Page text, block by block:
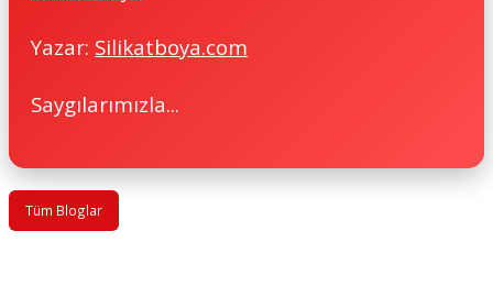
Yazar: Silikatboya.com
Saygılarımızla...
Tüm Bloglar